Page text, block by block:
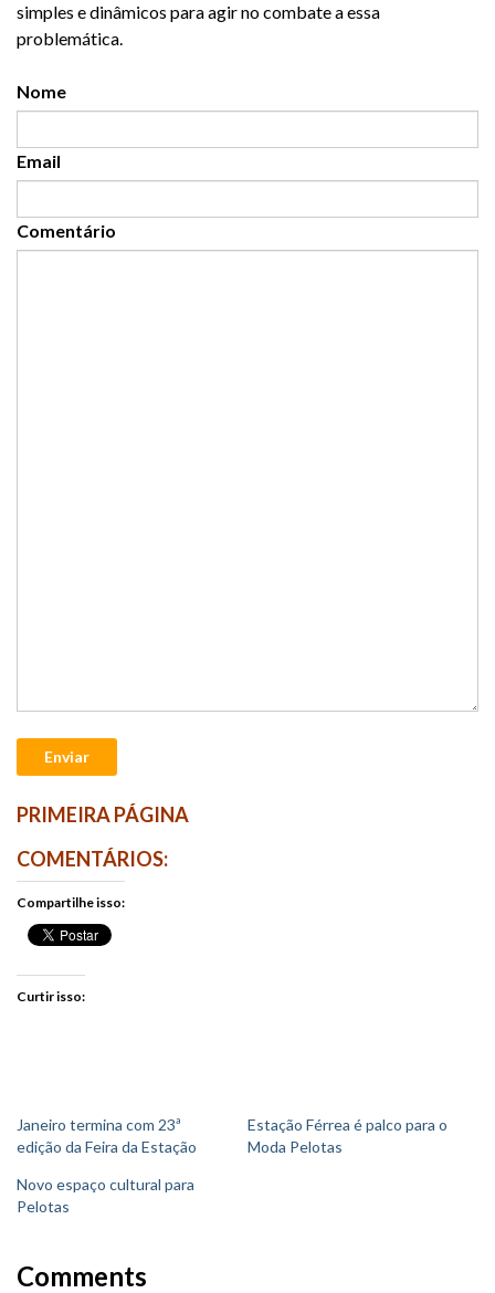
simples e dinâmicos para agir no combate a essa
problemática.
Nome
Email
Comentário
Enviar
PRIMEIRA PÁGINA
COMENTÁRIOS:
Compartilhe isso:
Curtir isso:
Janeiro termina com 23ª
edição da Feira da Estação
Estação Férrea é palco para o
Moda Pelotas
Novo espaço cultural para
Pelotas
Comments